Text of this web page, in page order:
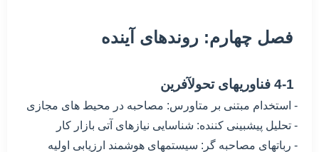
فصل چهارم: روندهای آینده
- استخدام مبتنی بر متاورس: مصاحبه در محیط های مجازی
- تحلیل پیشبینی کننده: شناسایی نیازهای آتی بازار کار
- رباتهای مصاحبه گر: سیستمهای هوشمند ارزیابی اولیه